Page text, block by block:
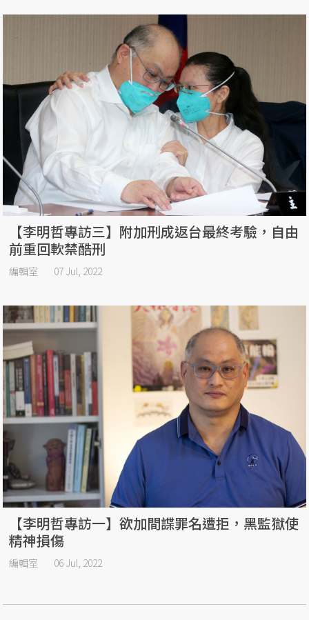
【李明哲專訪三】附加刑成返台最終考驗，自由
前重回軟禁酷刑
編輯室 07 Jul, 2022
【李明哲專訪一】欲加間諜罪名遭拒，黑監獄使
精神損傷
編輯室 06 Jul, 2022